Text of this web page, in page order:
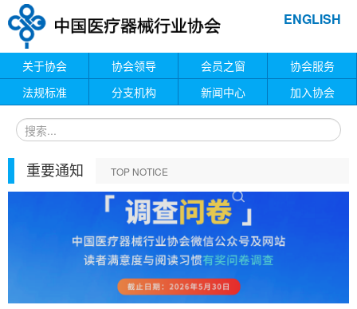
ENGLISH
关于协会 协会领导 会员之窗
协会服务
法规标准
分支机构 新闻中心 加入协会
重要通知 TOP NOTICE